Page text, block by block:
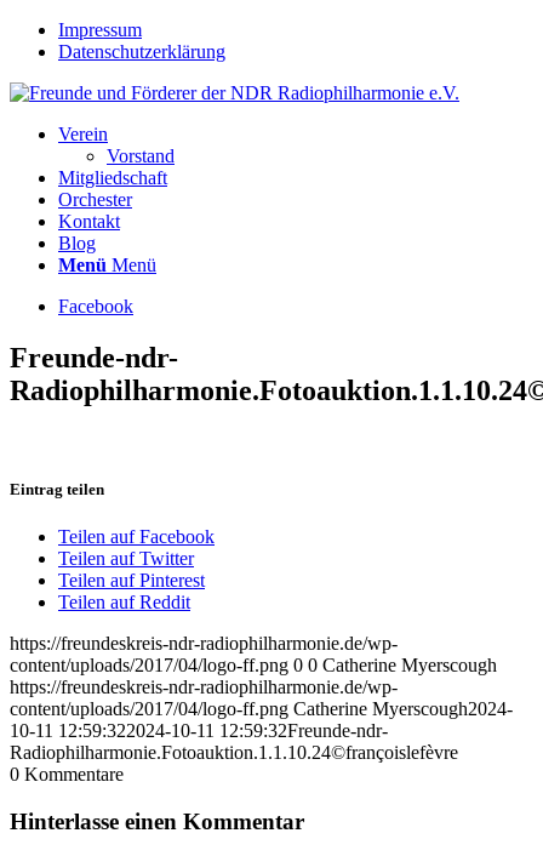
Impressum
Datenschutzerklärung
Verein
Vorstand
Mitgliedschaft
Orchester
Kontakt
Blog
Menü Menü
Facebook
Freunde-ndr-
Eintrag teilen
Teilen auf Facebook
Teilen auf Twitter
Teilen auf Pinterest
Teilen auf Reddit
https://freundeskreis-ndr-radiophilharmonie.de/wp-
content/uploads/2017/04/logo-ff.png 0 0 Catherine Myerscough
https://freundeskreis-ndr-radiophilharmonie.de/wp-
content/uploads/2017/04/logo-ff.png Catherine Myerscough2024-
10-11 12:59:322024-10-11 12:59:32Freunde-ndr-
Radiophilharmonie.Fotoauktion.1.1.10.24©françoislefèvre
0 Kommentare
Hinterlasse einen Kommentar